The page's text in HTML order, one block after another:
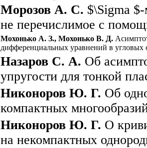
Морозов А. С. $\Sigma
не перечислимое с
Мохонько А. З., Мохонько В. Д.
дифференциальных уравнений в угловых
Назаров С. А. Об
упругости для тонкой
Никоноров Ю. Г. Об
компактных
Никоноров Ю. Г. О
на некомпактных